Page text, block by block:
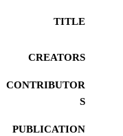
TITLE
CREATORS
CONTRIBUTOR
S
PUBLICATION